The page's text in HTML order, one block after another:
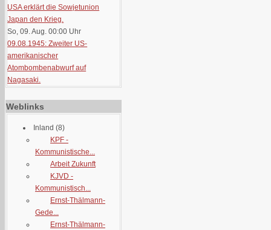
USA erklärt die Sowjetunion
Japan den Krieg.
So, 09. Aug. 00:00 Uhr
09.08.1945: Zweiter US-
amerikanischer
Atombombenabwurf auf
Nagasaki.
Weblinks
Inland (8)
KPF -
Kommunistische...
Arbeit Zukunft
KJVD -
Kommunistisch...
Ernst-Thälmann-
Gede...
Ernst-Thälmann-